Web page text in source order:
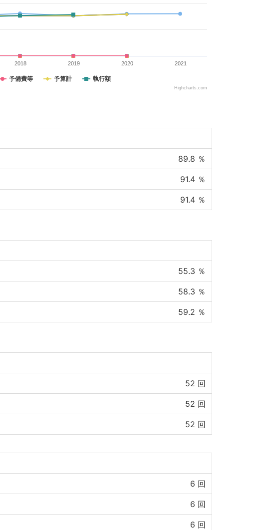
予備費等 予算計 執行額
2018 2019 2020 2021
Highcharts.com
89.8 ％
91.4 ％
91.4 ％
55.3 ％
58.3 ％
59.2 ％
52 回
52 回
52 回
6 回
6 回
6 回